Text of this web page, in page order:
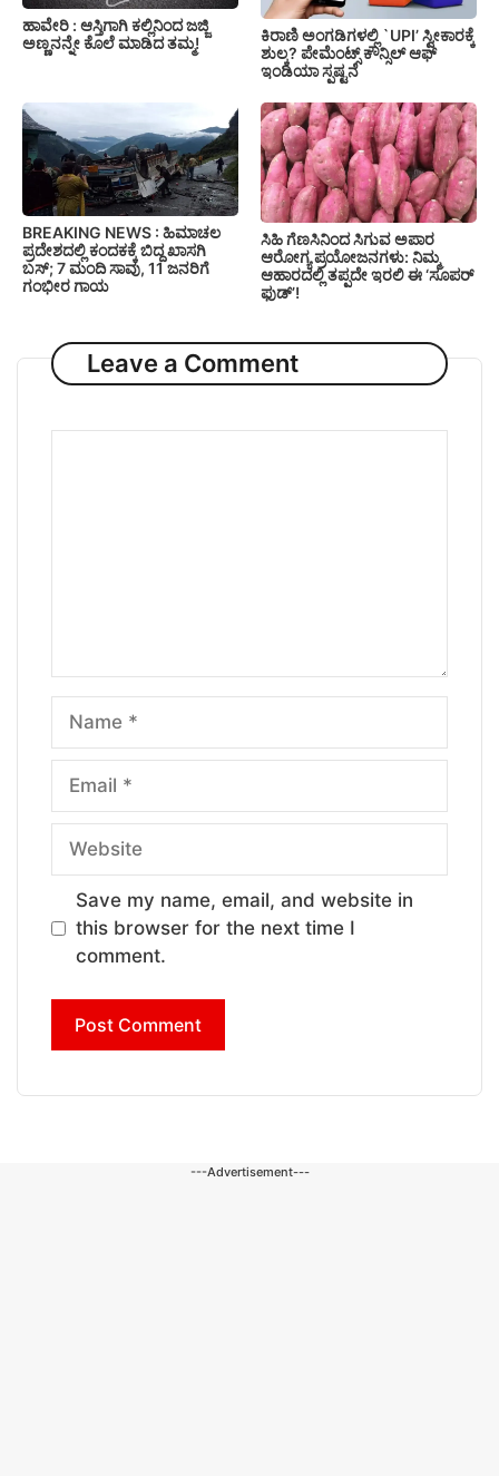
ಹಾವೇರಿ : ಆಸ್ತಿಗಾಗಿ ಕಲ್ಲಿನಿಂದ ಜಜ್ಜಿ
ಅಣ್ಣನನ್ನೇ ಕೊಲೆ ಮಾಡಿದ ತಮ್ಮ!
ಕಿರಾಣಿ ಅಂಗಡಿಗಳಲ್ಲಿ `UPI’ ಸ್ವೀಕಾರಕ್ಕೆ
ಶುಲ್ಕ? ಪೇಮೆಂಟ್ಸ್ ಕೌನ್ಸಿಲ್ ಆಫ್
ಇಂಡಿಯಾ ಸ್ಪಷ್ಟನೆ
BREAKING NEWS : ಹಿಮಾಚಲ
ಪ್ರದೇಶದಲ್ಲಿ ಕಂದಕಕ್ಕೆ ಬಿದ್ದ ಖಾಸಗಿ
ಬಸ್; 7 ಮಂದಿ ಸಾವು, 11 ಜನರಿಗೆ
ಗಂಭೀರ ಗಾಯ
ಸಿಹಿ ಗೆಣಸಿನಿಂದ ಸಿಗುವ ಅಪಾರ
ಆರೋಗ್ಯ ಪ್ರಯೋಜನಗಳು: ನಿಮ್ಮ
ಆಹಾರದಲ್ಲಿ ತಪ್ಪದೇ ಇರಲಿ ಈ ‘ಸೂಪರ್
ಫುಡ್’!
Leave a Comment
Name
Email
Website
Save my name, email, and website in
this browser for the next time I
comment.
---Advertisement---